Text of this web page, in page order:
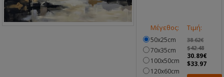
Μέγεθος:
50x25cm
70x35cm
100x50cm
120x60cm
Τιμή:
38.62€
$42.48
30.89€
$33.97